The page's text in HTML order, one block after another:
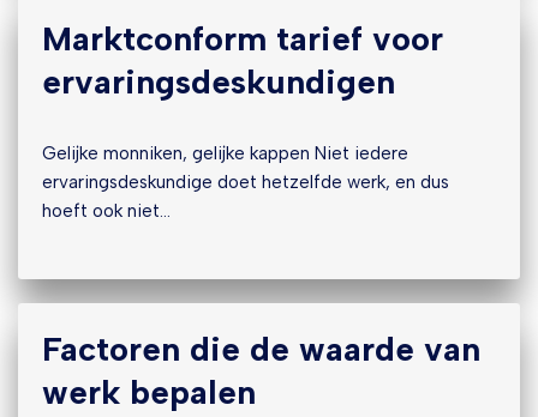
Marktconform tarief voor
ervaringsdeskundigen
Gelijke monniken, gelijke kappen Niet iedere
ervaringsdeskundige doet hetzelfde werk, en dus
hoeft ook niet…
Factoren die de waarde van
werk bepalen